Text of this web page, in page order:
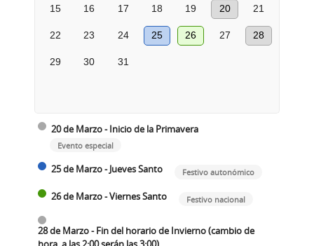
15 16 17 18 19 20 21
22 23 24 25 26 27 28
29 30 31
20 de Marzo - Inicio de la Primavera
Evento especial
25 de Marzo - Jueves Santo Festivo autonómico
26 de Marzo - Viernes Santo Festivo nacional
28 de Marzo - Fin del horario de Invierno (cambio de